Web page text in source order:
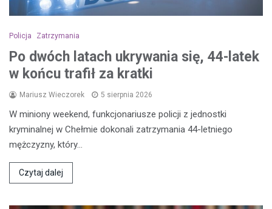
Policja Zatrzymania
Po dwóch latach ukrywania się, 44-latek
w końcu trafił za kratki
Mariusz Wieczorek 5 sierpnia 2026
W miniony weekend, funkcjonariusze policji z jednostki
kryminalnej w Chełmie dokonali zatrzymania 44-letniego
mężczyzny, który…
Czytaj dalej